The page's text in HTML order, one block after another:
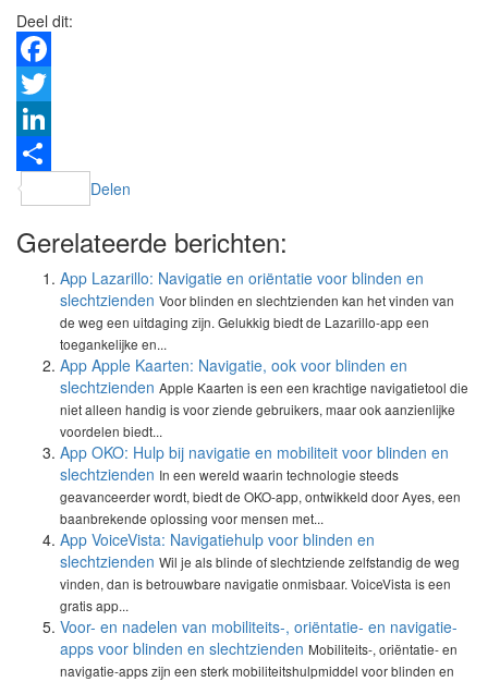
Deel dit:
Facebook
Twitter
LinkedIn
Delen
Gerelateerde berichten:
App Lazarillo: Navigatie en oriëntatie voor blinden en
slechtzienden Voor blinden en slechtzienden kan het vinden van
de weg een uitdaging zijn. Gelukkig biedt de Lazarillo-app een
toegankelijke en...
App Apple Kaarten: Navigatie, ook voor blinden en
slechtzienden Apple Kaarten is een een krachtige navigatietool die
niet alleen handig is voor ziende gebruikers, maar ook aanzienlijke
voordelen biedt...
App OKO: Hulp bij navigatie en mobiliteit voor blinden en
slechtzienden In een wereld waarin technologie steeds
geavanceerder wordt, biedt de OKO-app, ontwikkeld door Ayes, een
baanbrekende oplossing voor mensen met...
App VoiceVista: Navigatiehulp voor blinden en
slechtzienden Wil je als blinde of slechtziende zelfstandig de weg
vinden, dan is betrouwbare navigatie onmisbaar. VoiceVista is een
gratis app...
Voor- en nadelen van mobiliteits-, oriëntatie- en navigatie-
apps voor blinden en slechtzienden Mobiliteits-, oriëntatie- en
navigatie-apps zijn een sterk mobiliteitshulpmiddel voor blinden en